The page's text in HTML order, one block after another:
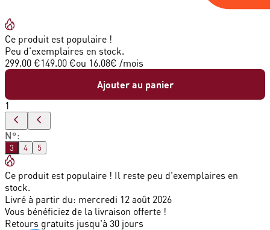
Ce produit est populaire !
Peu d'exemplaires en stock.
299.00 €149.00 €ou 16.08€ /mois
Ajouter au panier
1
N°:
3 4 5
Ce produit est populaire ! Il reste peu d'exemplaires en
stock.
Livré à partir du: mercredi 12 août 2026
Vous bénéficiez de la livraison offerte !
Retours gratuits jusqu'à 30 jours